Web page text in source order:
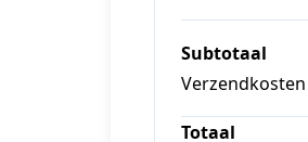
Subtotaal
Verzendkosten
Totaal